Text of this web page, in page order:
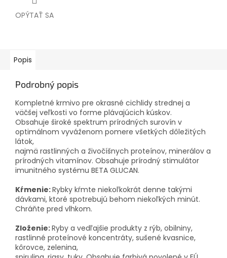
OPÝTAŤ SA
Popis
Podrobný popis
Kompletné krmivo pre okrasné cichlidy strednej a
väčšej veľkosti vo forme plávajúcich kúskov.
Obsahuje široké spektrum prírodných surovín v
optimálnom vyváženom pomere všetkých dôležitých
látok,
najmä rastlinných a živočíšnych proteínov, minerálov a
prírodných vitamínov. Obsahuje prírodný stimulátor
imunitného systému BETA GLUCAN.
Kŕmenie:Rybky kŕmte niekoľkokrát denne takými
dávkami, ktoré spotrebujú behom niekoľkých minút.
Chráňte pred vlhkom.
Zloženie:Ryby a vedľajšie produkty z rýb, obilniny,
rastlinné proteínové koncentráty, sušené kvasnice,
kôrovce, zelenina,